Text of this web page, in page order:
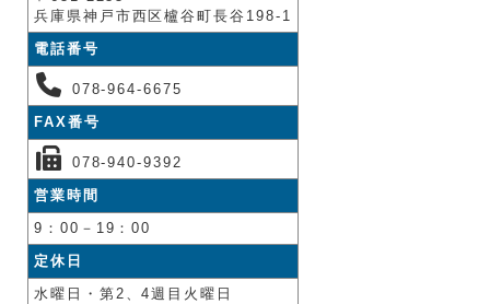
兵庫県神戸市西区櫨谷町長谷198-1
電話番号
078-964-6675
FAX番号
078-940-9392
営業時間
9：00－19：00
定休日
水曜日・第2、4週目火曜日